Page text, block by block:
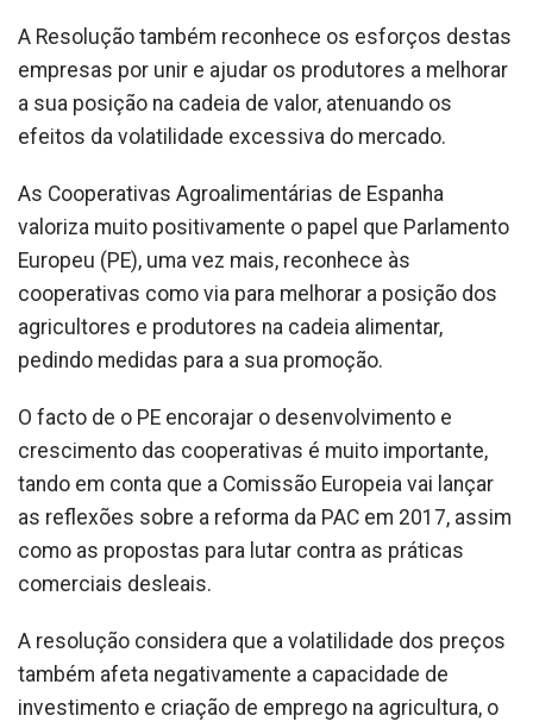
A Resolução também reconhece os esforços destas
empresas por unir e ajudar os produtores a melhorar
a sua posição na cadeia de valor, atenuando os
efeitos da volatilidade excessiva do mercado.
As Cooperativas Agroalimentárias de Espanha
valoriza muito positivamente o papel que Parlamento
Europeu (PE), uma vez mais, reconhece às
cooperativas como via para melhorar a posição dos
agricultores e produtores na cadeia alimentar,
pedindo medidas para a sua promoção.
O facto de o PE encorajar o desenvolvimento e
crescimento das cooperativas é muito importante,
tando em conta que a Comissão Europeia vai lançar
as reflexões sobre a reforma da PAC em 2017, assim
como as propostas para lutar contra as práticas
comerciais desleais.
A resolução considera que a volatilidade dos preços
também afeta negativamente a capacidade de
investimento e criação de emprego na agricultura, o